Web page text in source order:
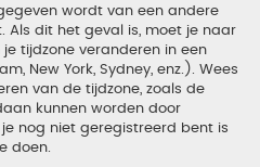
wordt van een andere
Als dit het geval is, moet je naar
tijdzone veranderen in een
New York, Sydney, enz.). Wees
van de tijdzone, zoals de
kunnen worden door
nog niet geregistreerd bent is
doen.